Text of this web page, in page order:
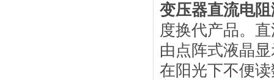
变压器直流电
度换代产品。
由点阵式液晶
在阳光下不便